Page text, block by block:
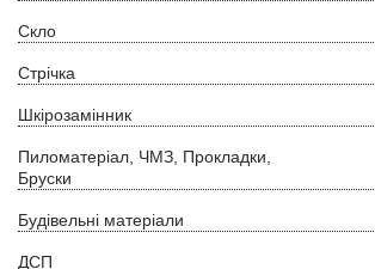
Скло
Стрічка
Шкірозамінник
Пиломатеріал, ЧМЗ, Прокладки,
Бруски
Будівельні матеріали
ДСП